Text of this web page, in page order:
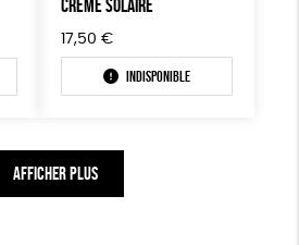
CRÈME SOLAIRE
17,50 €
Indisponible
AFFICHER PLUS